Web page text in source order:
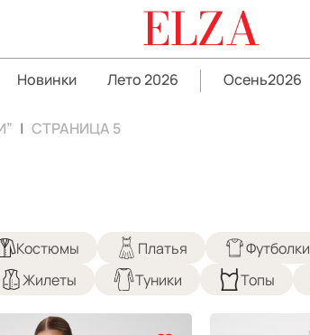
ELZA
Новинки Лето 2026 Осень2026
СТРАНИЦА 5
Костюмы Платья Футболки
Жилеты Туники Топы